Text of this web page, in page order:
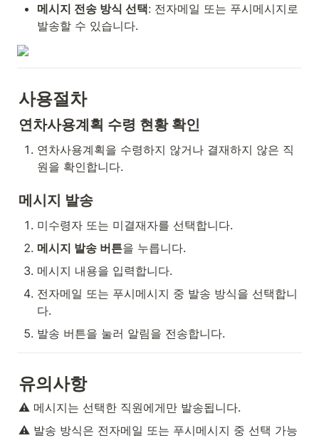
메시지 전송 방식 선택: 전자메일 또는 푸시메시지로
발송할 수 있습니다.
사용절차
연차사용계획 수령 현황 확인
연차사용계획을 수령하지 않거나 결재하지 않은 직
원을 확인합니다.
메시지 발송
미수령자 또는 미결재자를 선택합니다.
메시지 발송 버튼을 누릅니다.
메시지 내용을 입력합니다.
전자메일 또는 푸시메시지 중 발송 방식을 선택합니
다.
발송 버튼을 눌러 알림을 전송합니다.
유의사항
⚠️ 메시지는 선택한 직원에게만 발송됩니다.
⚠️ 발송 방식은 전자메일 또는 푸시메시지 중 선택 가능